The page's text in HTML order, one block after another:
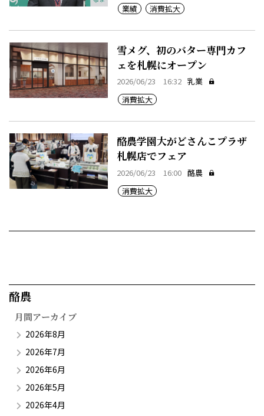
業績
消費拡大
雪メグ、初のバター専門カフ
ェを札幌にオープン
2026/06/23 16:32 乳業
消費拡大
酪農学園大がどさんこプラザ
札幌店でフェア
2026/06/23 16:00 酪農
消費拡大
酪農​
月間アーカイブ
2026年8月
2026年7月
2026年6月
2026年5月
2026年4月